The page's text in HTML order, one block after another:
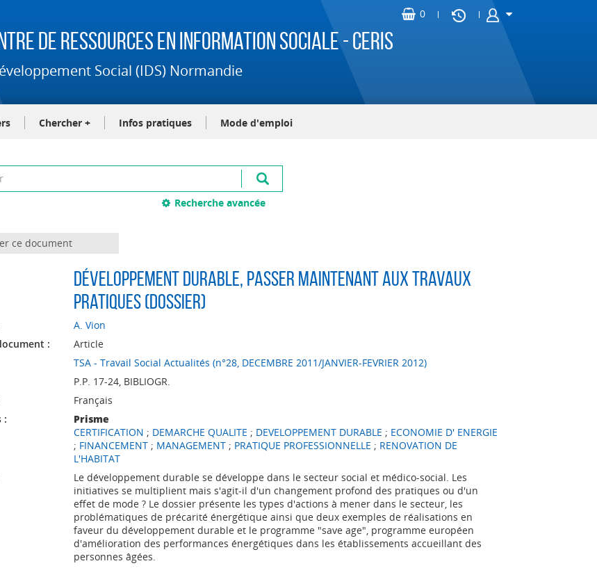
de Ressources en Information Sociale - CERIS
Social (IDS) Normandie
Chercher + Infos pratiques Mode d'emploi
Recherche avancée
ce document
Développement durable, passer maintenant aux travaux
pratiques (Dossier)
A. Vion
:
Article
TSA - Travail Social Actualités (n°28, DECEMBRE 2011/JANVIER-FEVRIER 2012)
P.P. 17-24, BIBLIOGR.
Français
:
Prisme
CERTIFICATION ; DEMARCHE QUALITE ; DEVELOPPEMENT DURABLE ; ECONOMIE D' ENERGIE
; FINANCEMENT; MANAGEMENT; PRATIQUE PROFESSIONNELLE ; RENOVATION DE
L'HABITAT
Le développement durable se développe dans le secteur social et médico-social. Les
initiatives se multiplient mais s'agit-il d'un changement profond des pratiques ou d'un
effet de mode ? Le dossier présente les types d'actions à mener dans le secteur, les
problématiques de précarité énergétique ainsi que deux exemples de réalisations en
faveur du développement durable et le programme "save age", programme européen
d'amélioration des performances énergétiques dans les établissements accueillant des
personnes âgées.